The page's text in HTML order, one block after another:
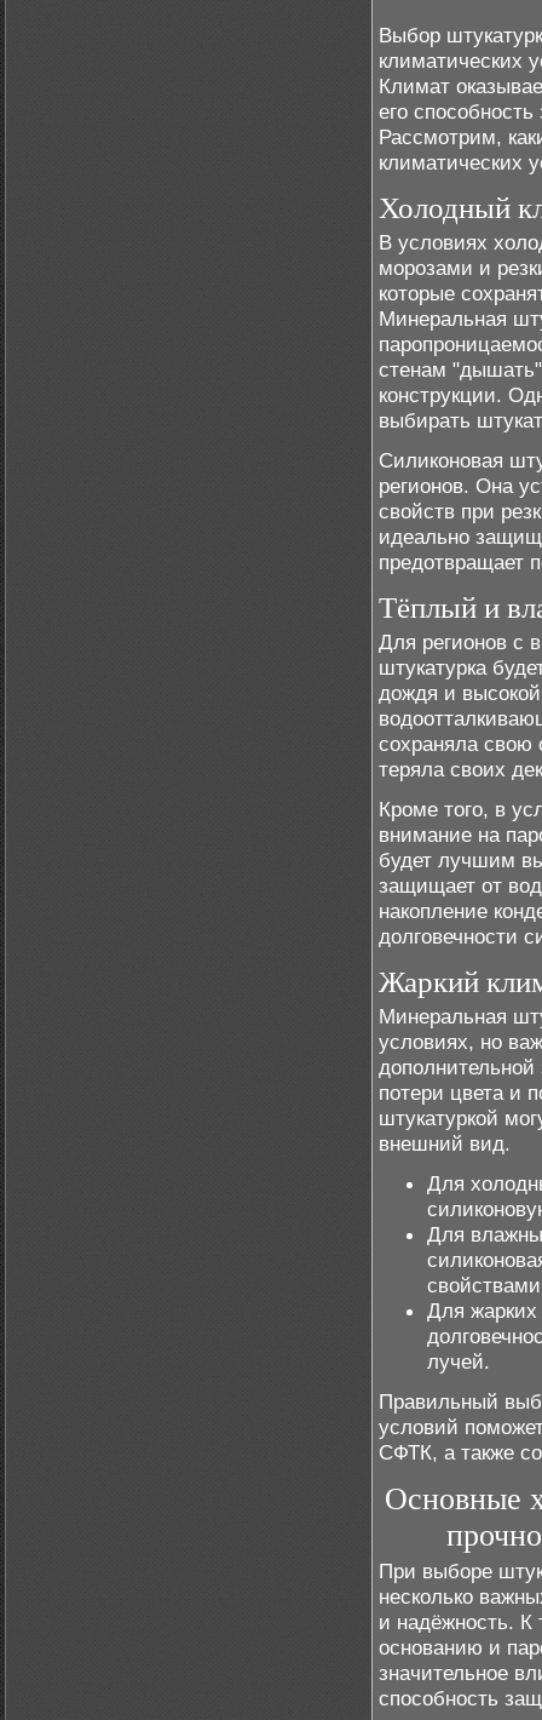
Выбор
климатических
Климат
его
Рассмотрим,
климатических
Холодный
В условиях
морозами и
которые
Минеральная
стенам
конструкции.
выбирать
Силиконовая
регионов. Она
свойств при
идеально
предотвращает
Тёплый и
Для регионов с
штукатурка
дождя и
сохраняла свою
теряла своих
Кроме того, в
внимание на
будет лучшим
защищает от
накопление
долговечности
Жаркий
Минеральная
условиях, но
потери цвета и
штукатуркой
внешний вид.
Для
Для
Для жарких
лучей.
Правильный
условий
СФТК, а также
Основные
При выборе
несколько
и надёжность. К
основанию и
значительное
способность